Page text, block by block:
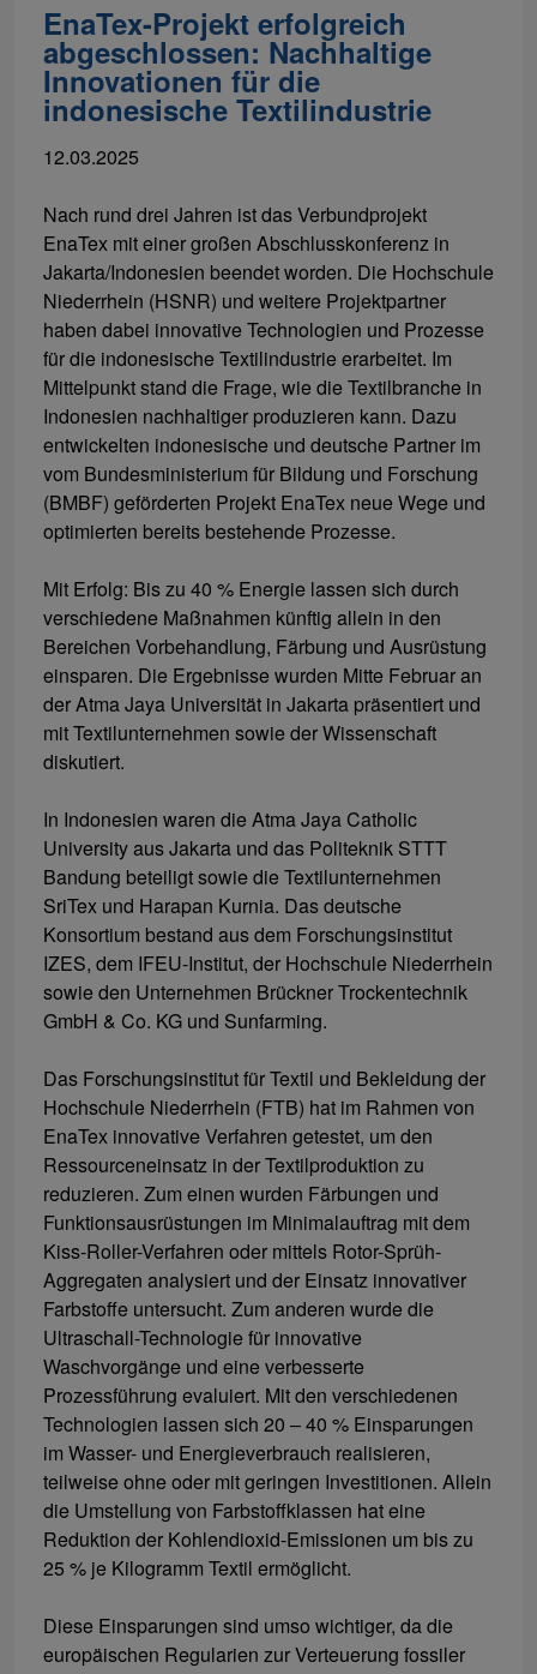
EnaTex-Projekt erfolgreich
abgeschlossen: Nachhaltige
Innovationen für die
indonesische Textilindustrie
12.03.2025
Nach rund drei Jahren ist das Verbundprojekt
EnaTex mit einer großen Abschlusskonferenz in
Jakarta/Indonesien beendet worden. Die Hochschule
Niederrhein (HSNR) und weitere Projektpartner
haben dabei innovative Technologien und Prozesse
für die indonesische Textilindustrie erarbeitet. Im
Mittelpunkt stand die Frage, wie die Textilbranche in
Indonesien nachhaltiger produzieren kann. Dazu
entwickelten indonesische und deutsche Partner im
vom Bundesministerium für Bildung und Forschung
(BMBF) geförderten Projekt EnaTex neue Wege und
optimierten bereits bestehende Prozesse.
Mit Erfolg: Bis zu 40 % Energie lassen sich durch
verschiedene Maßnahmen künftig allein in den
Bereichen Vorbehandlung, Färbung und Ausrüstung
einsparen. Die Ergebnisse wurden Mitte Februar an
der Atma Jaya Universität in Jakarta präsentiert und
mit Textilunternehmen sowie der Wissenschaft
diskutiert.
In Indonesien waren die Atma Jaya Catholic
University aus Jakarta und das Politeknik STTT
Bandung beteiligt sowie die Textilunternehmen
SriTex und Harapan Kurnia. Das deutsche
Konsortium bestand aus dem Forschungsinstitut
IZES, dem IFEU-Institut, der Hochschule Niederrhein
sowie den Unternehmen Brückner Trockentechnik
GmbH & Co. KG und Sunfarming.
Das Forschungsinstitut für Textil und Bekleidung der
Hochschule Niederrhein (FTB) hat im Rahmen von
EnaTex innovative Verfahren getestet, um den
Ressourceneinsatz in der Textilproduktion zu
reduzieren. Zum einen wurden Färbungen und
Funktionsausrüstungen im Minimalauftrag mit dem
Kiss-Roller-Verfahren oder mittels Rotor-Sprüh-
Aggregaten analysiert und der Einsatz innovativer
Farbstoffe untersucht. Zum anderen wurde die
Ultraschall-Technologie für innovative
Waschvorgänge und eine verbesserte
Prozessführung evaluiert. Mit den verschiedenen
Technologien lassen sich 20 – 40 % Einsparungen
im Wasser- und Energieverbrauch realisieren,
teilweise ohne oder mit geringen Investitionen. Allein
die Umstellung von Farbstoffklassen hat eine
Reduktion der Kohlendioxid-Emissionen um bis zu
25 % je Kilogramm Textil ermöglicht.
Diese Einsparungen sind umso wichtiger, da die
europäischen Regularien zur Verteuerung fossiler